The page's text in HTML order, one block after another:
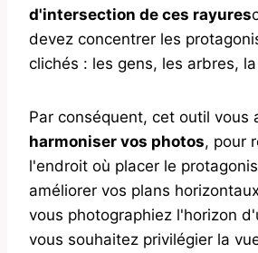
d'intersection de ces rayures
devez concentrer les
clichés : les gens, les arbres,
Par conséquent, cet outil vous
harmoniser vos photos, pour
l'endroit où placer le
améliorer vos plans
vous photographiez l'horizon
vous souhaitez privilégier la